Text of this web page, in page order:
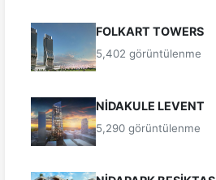
FOLKART TOWERS
5,402 görüntülenme
NİDAKULE LEVENT
5,290 görüntülenme